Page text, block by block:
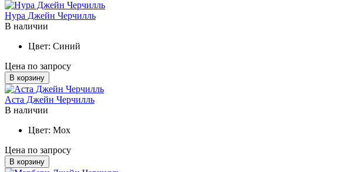
Нура Джейн Черчилль
В наличии
Цвет: Синий
Цена по запросу
В корзину
Аста Джейн Черчилль
В наличии
Цвет: Мох
Цена по запросу
В корзину